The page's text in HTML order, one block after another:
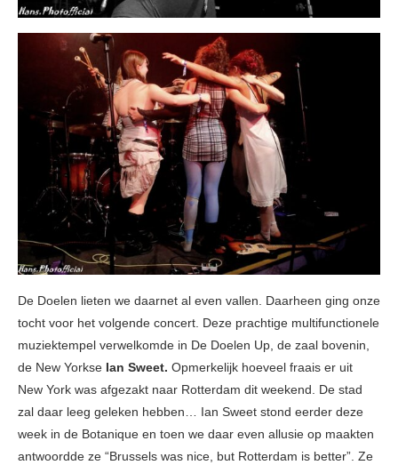
De Doelen lieten we daarnet al even vallen. Daarheen ging onze
tocht voor het volgende concert. Deze prachtige multifunctionele
muziektempel verwelkomde in De Doelen Up, de zaal bovenin,
de New Yorkse Ian Sweet. Opmerkelijk hoeveel fraais er uit
New York was afgezakt naar Rotterdam dit weekend. De stad
zal daar leeg geleken hebben… Ian Sweet stond eerder deze
week in de Botanique en toen we daar even allusie op maakten
antwoordde ze “Brussels was nice, but Rotterdam is better”. Ze